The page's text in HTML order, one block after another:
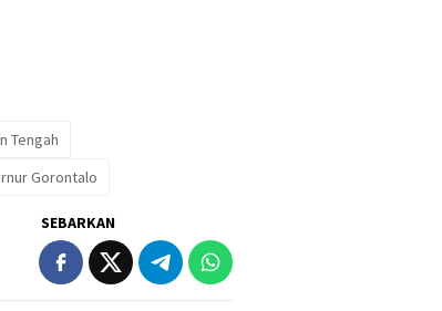
Tengah
Gorontalo
SEBARKAN